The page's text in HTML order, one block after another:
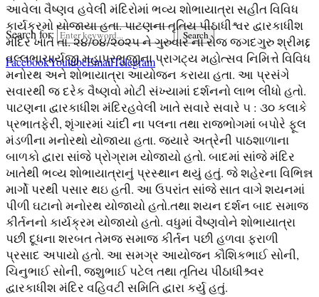
Search for: Search
FacebookYoutubeEmailTelegram
આવેલા વૈષ્ણવ હવેલી મંદિરોમાં ભવ્ય શોભાયાત્રા સહીત વિવિધ
કાર્યક્રમો યોજાયા હતા. પાટણના તૃતિય પીઠાધીશ્વર દ્વારકાધીશ
મંદિર ખાતે તા. ૨૪/૦૪/૨૦૨૫ ને ગુરુવાર ના રોજ જગદગુરુ શ્રીમદ્દ
વલ્લભાચાર્યજી મહાપ્રભુજીના પ્રાગટ્ય મહોત્સવ નિમિત્તે વિવિધ
મનોરથ અને શોભાયાત્રા આયોજન કરાયા હતા. આ પ્રસંગે
સવારથી જ દરેક વૈષ્ણવો મોટી સંખ્યામાં દર્શનનો લાભ લીધો હતો.
પાટણના દ્વારકાધીશ મંદિરહવેલી ખાતે સવારે સવારે ૫ : ૩૦ કલાકે
પ્રભાતફેરી, શૃંગારમાં ચાંદી ના પલના તથા રાજભોગમાં બપોરે ફૂલ
મંડળીના મનોરથો યોજાયા હતા. જયારે અત્રેની પાઠશાળાના
બાળકો દ્વારા સાંજે પ્રોગ્રામ યોજાયો હતો. બાદમાં સાંજે મંદિર
ખાતેથી ભવ્ય શોભાયાત્રાનું પ્રસ્થાન થયું હતું. જે શહેરના વિભિન્ન
માર્ગો પરથી પસાર થઇ હતી. આ ઉપરાંત સાંજે સાત વાગે શયનમાં
પીળી ઘટાનો મનોરથ યોજાયો હતો.તથા શયન દર્શન બાદ સમાજ
કીર્તનનો કાર્યક્રમ યોજાયો હતો. વધુમાં વૈષ્ણવોને શોભાયાત્રા
પછી દૂધના શરબત તેમજ સમાજ કીર્તન પછી હળવા ફરાળી
પ્રસાદ અપાયો હતો. આ સમગ્ર આયોજન કૌશિકભાઈ સોની,
ચિનુભાઈ સોની, જશુભાઈ પટેલ તથા તૃતિય પીઠાધીશ્ર્વર
દ્વારકાધીશ મંદિર વહિવટી સમિતિ દ્વારા કર્યુ હતું.